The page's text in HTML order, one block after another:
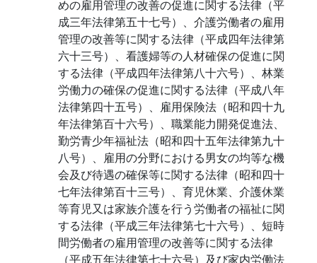
めの雇用管理の改善の促進に関する法律（平
成三年法律第五十七号）、介護労働者の雇用
管理の改善等に関する法律（平成四年法律第
六十三号）、看護婦等の人材確保の促進に関
する法律（平成四年法律第八十六号）、林業
労働力の確保の促進に関する法律（平成八年
法律第四十五号）、雇用保険法（昭和四十九
年法律第百十六号）、職業能力開発促進法、
勤労青少年福祉法（昭和四十五年法律第九十
八号）、雇用の分野における男女の均等な機
会及び待遇の確保等に関する法律（昭和四十
七年法律第百十三号）、育児休業、介護休業
等育児又は家族介護を行う労働者の福祉に関
する法律（平成三年法律第七十六号）、短時
間労働者の雇用管理の改善等に関する法律
（平成五年法律第七十六号）及び家内労働法